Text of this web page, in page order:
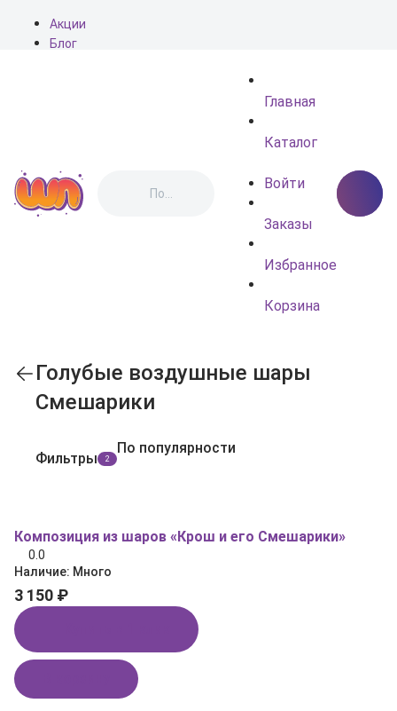
Акции
Блог
Главная
Каталог
Войти
Заказы
Избранное
Корзина
Голубые воздушные шары
Смешарики
Фильтры 2
По популярности
Композиция из шаров «Крош и его Смешарики»
0.0
Наличие: Много
3 150 ₽